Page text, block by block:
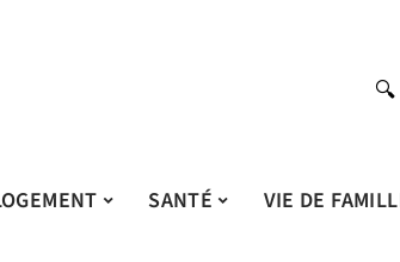
SANTÉ
VIE DE